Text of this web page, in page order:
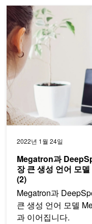
2022년 1월 24일
Megatron과
장 큰 생성 언어 모
(2)
Megatron과
큰 생성 언어 모델
과 이어집니다.
Megatron과 DeepSpeed